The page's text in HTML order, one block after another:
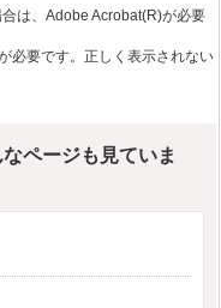
は、Adobe Acrobat(R)が必要
必要です。正しく表示されない
ページも見ていま